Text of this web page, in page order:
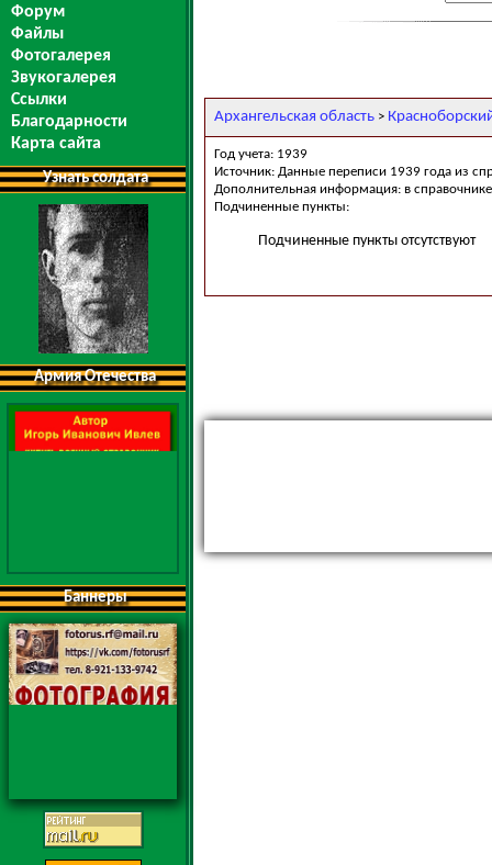
Форум
Файлы
Фотогалерея
Звукогалерея
Ссылки
Благодарности
Карта сайта
Узнать солдата
Армия Отечества
Баннеры
Архангельская область >
Год учета: 1939
Источник: Данные переписи 1939 года из
Дополнительная информация: в
Подчиненные пункты:
Подчиненные пункты отсутствуют